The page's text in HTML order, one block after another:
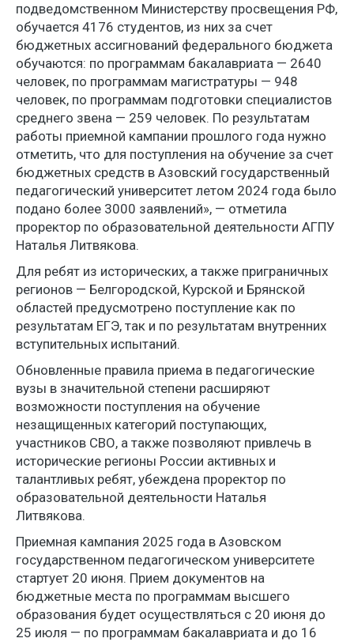
подведомственном Министерству просвещения РФ,
обучается 4176 студентов, из них за счет
бюджетных ассигнований федерального бюджета
обучаются: по программам бакалавриата — 2640
человек, по программам магистратуры — 948
человек, по программам подготовки специалистов
среднего звена — 259 человек. По результатам
работы приемной кампании прошлого года нужно
отметить, что для поступления на обучение за счет
бюджетных средств в Азовский государственный
педагогический университет летом 2024 года было
подано более 3000 заявлений», — отметила
проректор по образовательной деятельности АГПУ
Наталья Литвякова.
Для ребят из исторических, а также приграничных
регионов — Белгородской, Курской и Брянской
областей предусмотрено поступление как по
результатам ЕГЭ, так и по результатам внутренних
вступительных испытаний.
Обновленные правила приема в педагогические
вузы в значительной степени расширяют
возможности поступления на обучение
незащищенных категорий поступающих,
участников СВО, а также позволяют привлечь в
исторические регионы России активных и
талантливых ребят, убеждена проректор по
образовательной деятельности Наталья
Литвякова.
Приемная кампания 2025 года в Азовском
государственном педагогическом университете
стартует 20 июня. Прием документов на
бюджетные места по программам высшего
образования будет осуществляться с 20 июня до
25 июля — по программам бакалавриата и до 16